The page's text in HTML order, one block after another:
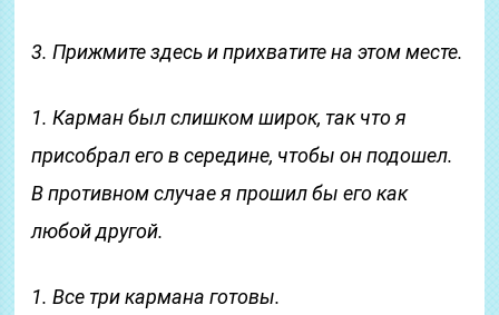
3. Прижмите здесь и прихватите на этом месте.
1. Карман был слишком широк, так что я
присобрал его в середине, чтобы он подошел.
В противном случае я прошил бы его как
любой другой.
1. Все три кармана готовы.